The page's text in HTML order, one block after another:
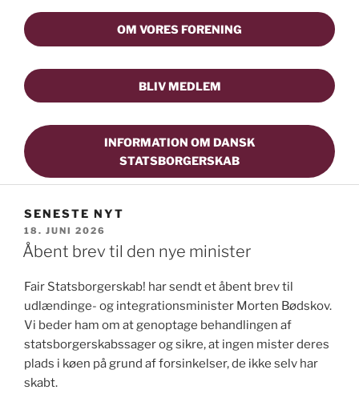
OM VORES FORENING
BLIV MEDLEM
INFORMATION OM DANSK
STATSBORGERSKAB
SENESTE NYT
UDGIVET
DEN
18. JUNI 2026
Åbent brev til den nye minister
Fair Statsborgerskab! har sendt et åbent brev til
udlændinge- og integrationsminister Morten Bødskov.
Vi beder ham om at genoptage behandlingen af
statsborgerskabssager og sikre, at ingen mister deres
plads i køen på grund af forsinkelser, de ikke selv har
skabt.